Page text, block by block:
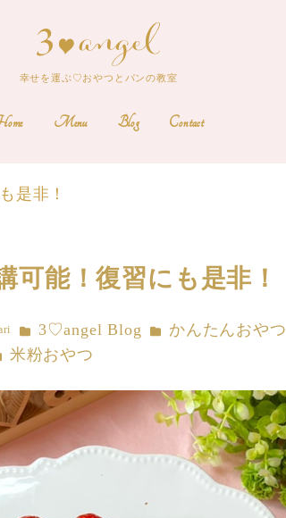
幸せを運ぶ♡おやつとパンの教室
Menu Blog Contact
是非！
可能！復習にも是非！
カテゴリー
3♡angel Blog カテゴリー
かんたんおやつ
テゴリー
米粉おやつ